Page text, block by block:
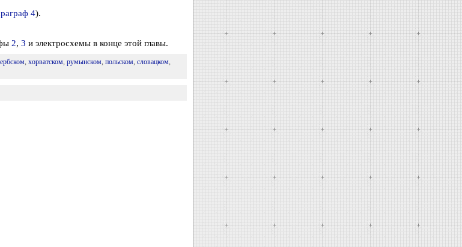
4).
2, 3 и электросхемы в конце этой главы.
, хорватском, румынском, польском, словацком,